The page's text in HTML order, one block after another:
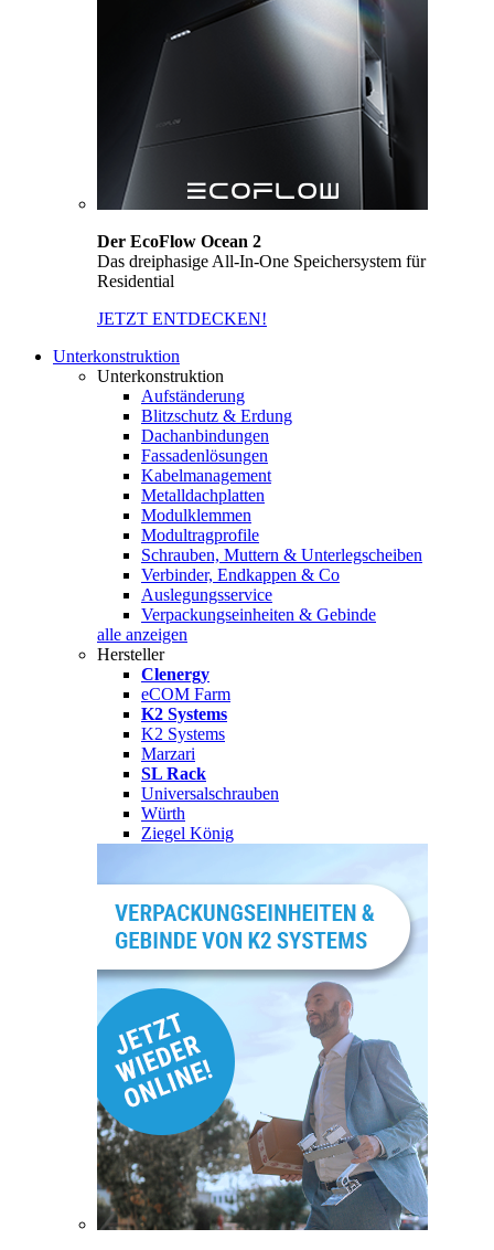
Der EcoFlow Ocean 2
Das dreiphasige All-In-One Speichersystem für
Residential
JETZT ENTDECKEN!
Unterkonstruktion
Unterkonstruktion
Aufständerung
Blitzschutz & Erdung
Dachanbindungen
Fassadenlösungen
Kabelmanagement
Metalldachplatten
Modulklemmen
Modultragprofile
Schrauben, Muttern & Unterlegscheiben
Verbinder, Endkappen & Co
Auslegungsservice
Verpackungseinheiten & Gebinde
alle anzeigen
Hersteller
Clenergy
eCOM Farm
K2 Systems
K2 Systems
Marzari
SL Rack
Universalschrauben
Würth
Ziegel König